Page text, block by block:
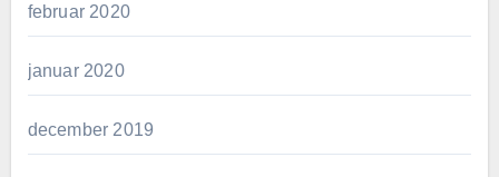
februar 2020
januar 2020
december 2019